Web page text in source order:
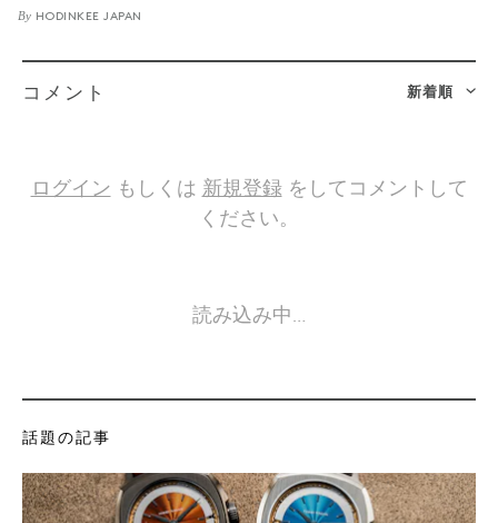
By HODINKEE JAPAN
新着順
コメント
ログイン もしくは 新規登録をしてコメントして
ください。
読み込み中…
話題の記事